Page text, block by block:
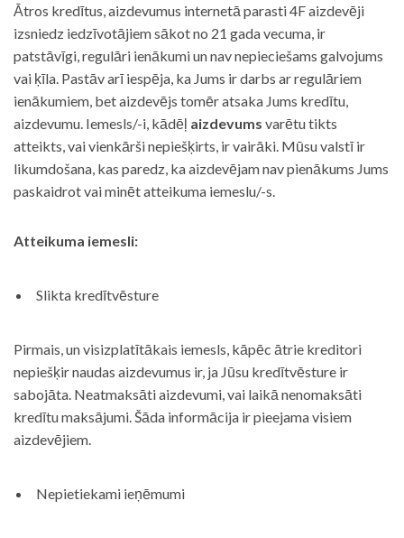
Ātros kredītus, aizdevumus internetā parasti 4F aizdevēji
izsniedz iedzīvotājiem sākot no 21 gada vecuma, ir
patstāvīgi, regulāri ienākumi un nav nepieciešams galvojums
vai ķīla. Pastāv arī iespēja, ka Jums ir darbs ar regulāriem
ienākumiem, bet aizdevējs tomēr atsaka Jums kredītu,
aizdevumu. Iemesls/-i, kādēļ aizdevums varētu tikts
atteikts, vai vienkārši nepiešķirts, ir vairāki. Mūsu valstī ir
likumdošana, kas paredz, ka aizdevējam nav pienākums Jums
paskaidrot vai minēt atteikuma iemeslu/-s.
Atteikuma iemesli:
Slikta kredītvēsture
Pirmais, un visizplatītākais iemesls, kāpēc ātrie kreditori
nepiešķir naudas aizdevumus ir, ja Jūsu kredītvēsture ir
sabojāta. Neatmaksāti aizdevumi, vai laikā nenomaksāti
kredītu maksājumi. Šāda informācija ir pieejama visiem
aizdevējiem.
Nepietiekami ieņēmumi